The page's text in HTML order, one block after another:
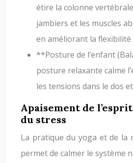
étire la colonne
jambiers et les muscles
en améliorant la flexibilité
**Posture de l’enfant
posture relaxante calme
les tensions dans le dos
Apaisement de
du stress
La pratique du yoga et de la
permet de calmer le système